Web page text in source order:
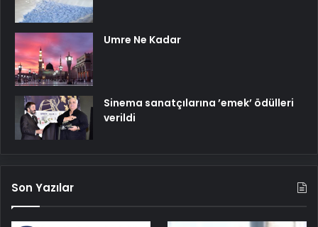
Umre Ne Kadar
Sinema sanatçılarına ’emek’ ödülleri
verildi
Son Yazılar